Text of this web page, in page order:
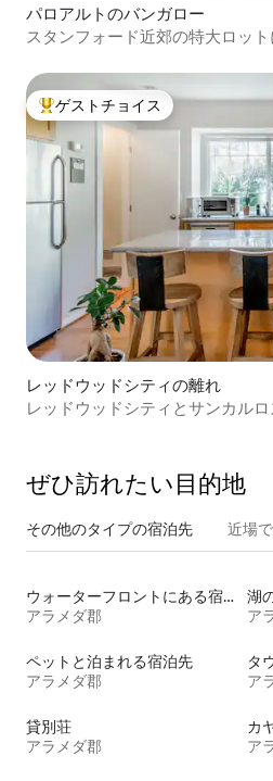
パロアルトのバンガロー
スタンフォード近郊の特大ロッ
大好評のゲストチョイスです。
ゲストチョイス
レッドウッドシティの離れ
レッドウッドシティとサンカル
ぜひ訪⁠れ⁠た⁠い目⁠的⁠地
その他のタ⁠イ⁠プ⁠の宿⁠泊⁠先 近場
ウォーターフロントにある宿泊施設
アラメダ郡
湖
ア
ペットと泊まれる宿泊先
アラメダ郡
タ
ア
貸別荘
アラメダ郡
カ
ア